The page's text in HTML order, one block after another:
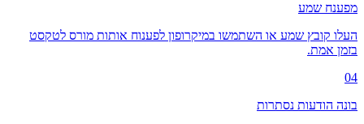
מפענח שמע
העלו קובץ שמע או השתמשו במיקרופון לפענוח אותות מורס לטקסט
בזמן אמת.
04
בונה הודעות נסתרות